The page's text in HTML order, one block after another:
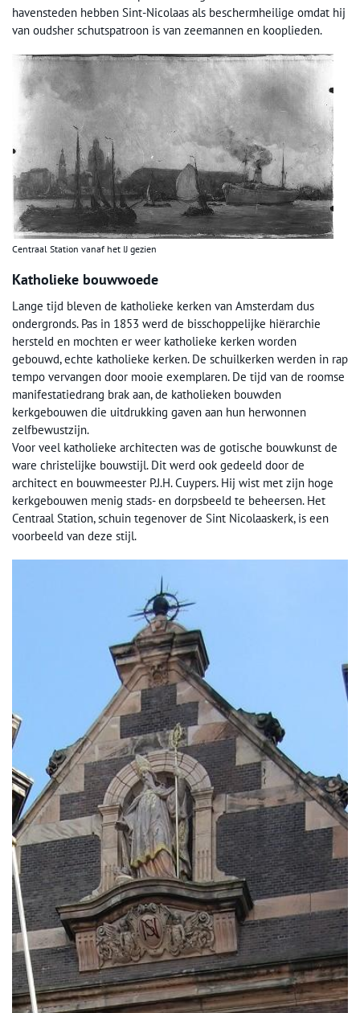
havensteden hebben Sint-Nicolaas als beschermheilige omdat hij
van oudsher schutspatroon is van zeemannen en kooplieden.
Centraal Station vanaf het IJ gezien
Katholieke bouwwoede
Lange tijd bleven de katholieke kerken van Amsterdam dus
ondergronds. Pas in 1853 werd de bisschoppelijke hiërarchie
hersteld en mochten er weer katholieke kerken worden
gebouwd, echte katholieke kerken. De schuilkerken werden in rap
tempo vervangen door mooie exemplaren. De tijd van de roomse
manifestatiedrang brak aan, de katholieken bouwden
kerkgebouwen die uitdrukking gaven aan hun herwonnen
zelfbewustzijn.
Voor veel katholieke architecten was de gotische bouwkunst de
ware christelijke bouwstijl. Dit werd ook gedeeld door de
architect en bouwmeester P.J.H. Cuypers. Hij wist met zijn hoge
kerkgebouwen menig stads- en dorpsbeeld te beheersen. Het
Centraal Station, schuin tegenover de Sint Nicolaaskerk, is een
voorbeeld van deze stijl.